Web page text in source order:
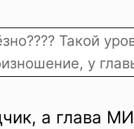
Такой
у
а глава